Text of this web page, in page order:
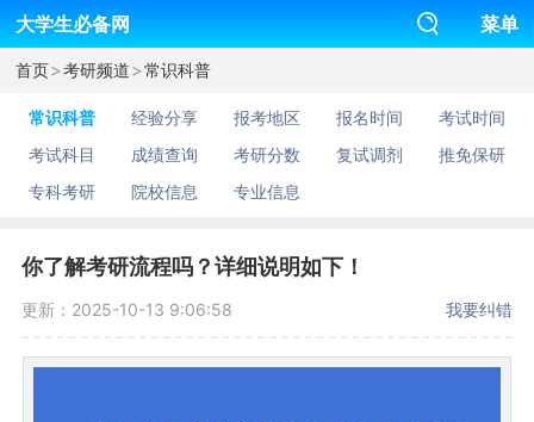
大学生必备网 菜单
首页>考研频道>常识科普
常识科普 经验分享 报考地区 报名时间
考试时间
考试科目
成绩查询 考研分数 复试调剂
推免保研
专科考研
院校信息 专业信息
你了解考研流程吗？详细说明如下！
更新：2025-10-13 9:06:58 我要纠错